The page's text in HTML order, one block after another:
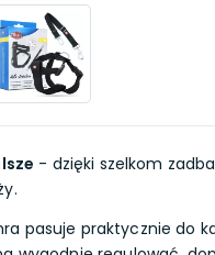
- dzięki szelkom
pasuje praktycznie do